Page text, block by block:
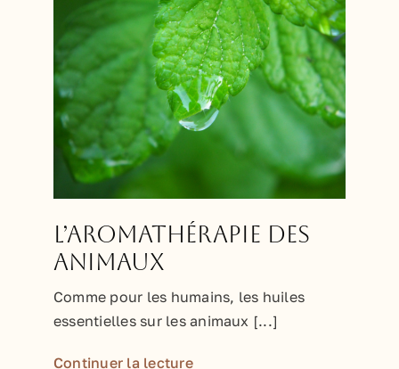
L’aromathérapie des
animaux
Comme pour les humains, les huiles
essentielles sur les animaux [...]
Continuer la lecture